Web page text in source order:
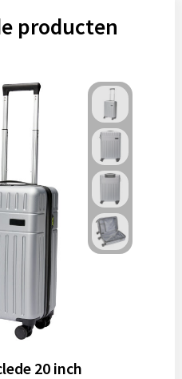
producten
20 inch